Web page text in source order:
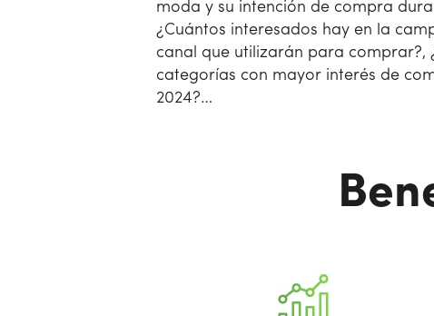
moda y su intención de compra
¿Cuántos interesados hay en la
canal que utilizarán para comprar?,
categorías con mayor interés de
2024?…